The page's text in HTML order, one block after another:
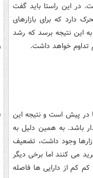
در این راستا باید گفت
دارد که برای بازارهای
این نتیجه برسد که رشد
در پیش است و نتیجه این
باشد. به همین دلیل به
وجود داشت، تضعیف
می کنند اما برخی دیگر
کم کم از دارایی ها فاصله